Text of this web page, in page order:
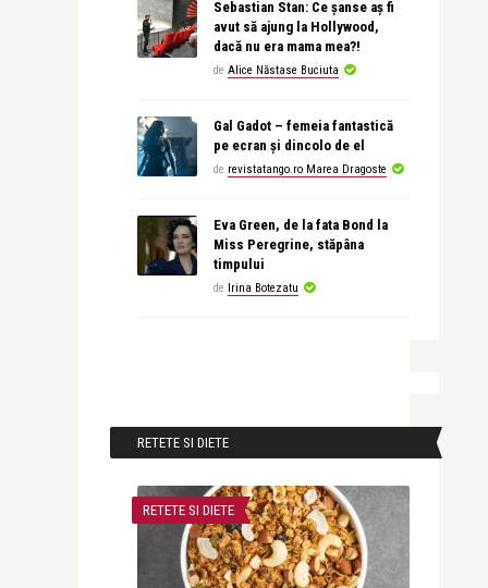
Sebastian Stan: Ce șanse aș fi
avut să ajung la Hollywood,
dacă nu era mama mea?!
de Alice Năstase Buciuta
Gal Gadot – femeia fantastică
pe ecran și dincolo de el
de revistatango.ro Marea Dragoste
Eva Green, de la fata Bond la
Miss Peregrine, stăpâna
timpului
de Irina Botezatu
RETETE SI DIETE
RETETE SI DIETE